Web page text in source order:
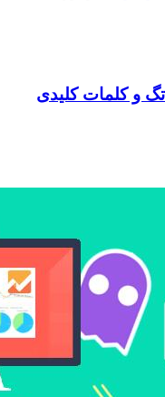
و کلمات کلیدی